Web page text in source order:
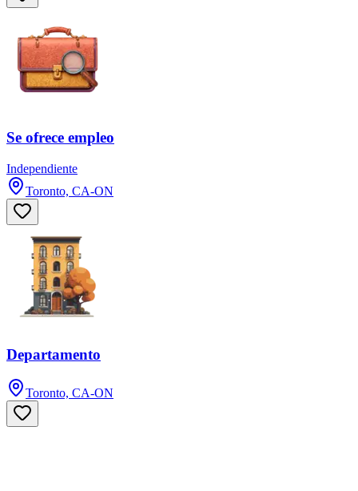
Se ofrece empleo
Independiente
Toronto, CA-ON
Departamento
Toronto, CA-ON